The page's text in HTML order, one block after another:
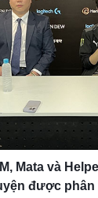
Mata và
được phân